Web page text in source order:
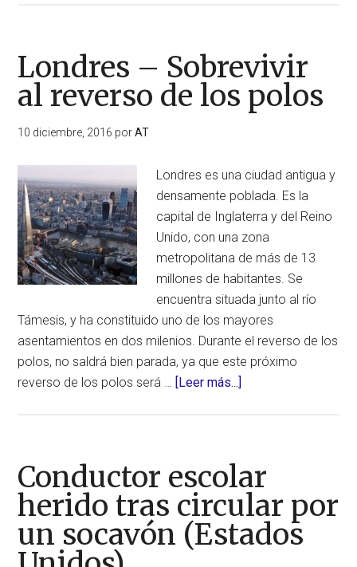
Sobrevivir
al
reverso
los
Londres – Sobrevivir
al reverso de los polos
10 diciembre, 2016 porAT
Londres es una ciudad antigua y
densamente poblada. Es la
capital de Inglaterra y del Reino
Unido, con una zona
metropolitana de más de 13
millones de habitantes. Se
encuentra situada junto al río
Támesis, y ha constituido uno de los mayores
asentamientos en dos milenios. Durante el reverso de los
polos, no saldrá bien parada, ya que este próximo
reverso de los polos será … [Leer más...]
al
reverso
de
los
Conductor escolar
herido tras circular por
un socavón (Estados